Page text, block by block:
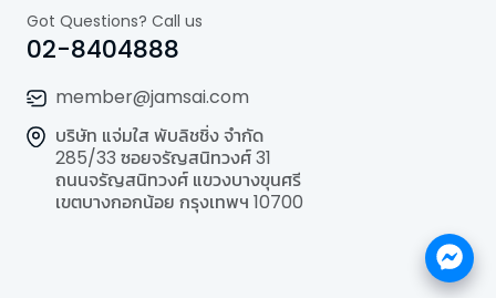
Got Questions? Call us
02-8404888
member@jamsai.com
บริษัท แจ่มใส พับลิชชิ่ง จำกัด
285/33 ซอยจรัญสนิทวงศ์ 31
ถนนจรัญสนิทวงศ์ แขวงบางขุนศรี
เขตบางกอกน้อย กรุงเทพฯ 10700